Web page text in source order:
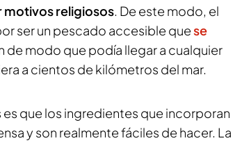
motivos religiosos. De este modo, el
ser un pescado accesible quese
de modo que podía llegar a cualquier
a cientos de kilómetros del mar.
que los ingredientes que incorporan
y son realmente fáciles de hacer. La